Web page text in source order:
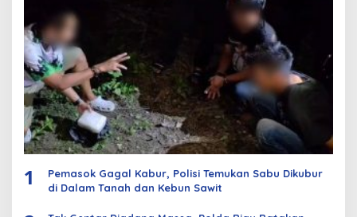
1
Pemasok Gagal Kabur, Polisi Temukan Sabu Dikubur
di Dalam Tanah dan Kebun Sawit